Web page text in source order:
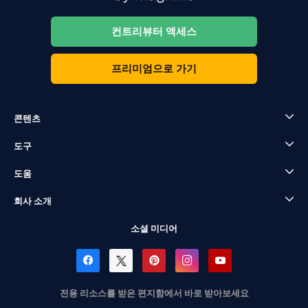
컨트리뷰터 액세스
프리미엄으로 가기
콘텐츠
도구
도움
회사 소개
소셜 미디어
전용 리소스를 받은 편지함에서 바로 받아보세요